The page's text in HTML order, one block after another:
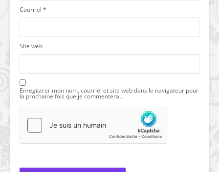
Courriel *
Site web
Enregistrer mon nom, courriel et site web dans le navigateur pour
la prochaine fois que je commenterai.